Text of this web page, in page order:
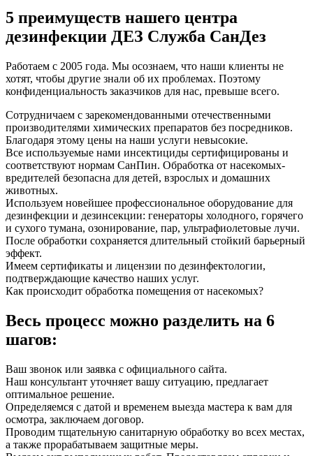
5 преимуществ нашего центра
дезинфекции ДЕЗ Служба СанДез
Работаем с 2005 года. Мы осознаем, что наши клиенты не
хотят, чтобы другие знали об их проблемах. Поэтому
конфиденциальность заказчиков для нас, превыше всего.
Сотрудничаем с зарекомендованными отечественными
производителями химических препаратов без посредников.
Благодаря этому цены на наши услуги невысокие.
Все используемые нами инсектициды сертифицированы и
соответствуют нормам СанПин. Обработка от насекомых-
вредителей безопасна для детей, взрослых и домашних
животных.
Используем новейшее профессиональное оборудование для
дезинфекции и дезинсекции: генераторы холодного, горячего
и сухого тумана, озонирование, пар, ультрафиолетовые лучи.
После обработки сохраняется длительный стойкий барьерный
эффект.
Имеем сертификаты и лицензии по дезинфектологии,
подтверждающие качество наших услуг.
Как происходит обработка помещения от насекомых?
Весь процесс можно разделить на 6
шагов:
Ваш звонок или заявка с официального сайта.
Наш консультант уточняет вашу ситуацию, предлагает
оптимальное решение.
Определяемся с датой и временем выезда мастера к вам для
осмотра, заключаем договор.
Проводим тщательную санитарную обработку во всех местах,
а также прорабатываем защитные меры.